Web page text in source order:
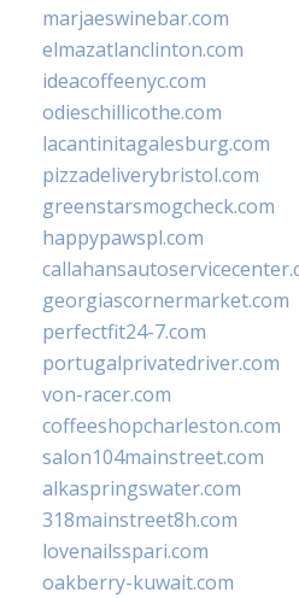
marjaeswinebar.com
elmazatlanclinton.com
ideacoffeenyc.com
odieschillicothe.com
lacantinitagalesburg.com
pizzadeliverybristol.com
greenstarsmogcheck.com
happypawspl.com
georgiascornermarket.com
perfectfit24-7.com
portugalprivatedriver.com
von-racer.com
coffeeshopcharleston.com
salon104mainstreet.com
alkaspringswater.com
318mainstreet8h.com
lovenailsspari.com
oakberry-kuwait.com